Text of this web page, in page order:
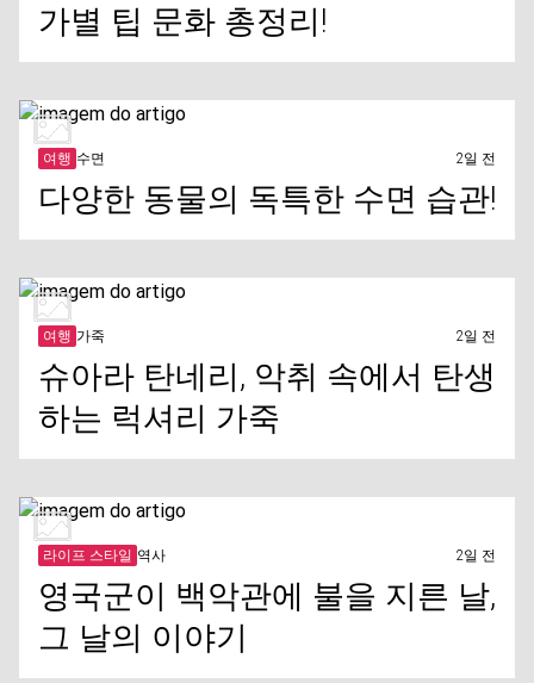
가별 팁 문화 총정리!
여행 수면 2일 전
다양한 동물의 독특한 수면 습관!
여행 가죽 2일 전
슈아라 탄네리, 악취 속에서 탄생
하는 럭셔리 가죽
라이프 스타일 역사 2일 전
영국군이 백악관에 불을 지른 날,
그 날의 이야기